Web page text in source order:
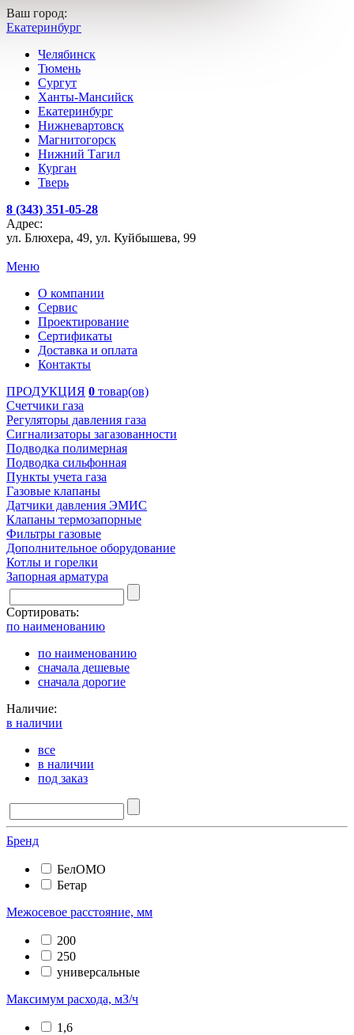
Ваш город:
Екатеринбург
Челябинск
Тюмень
Сургут
Ханты-Мансийск
Екатеринбург
Нижневартовск
Магнитогорск
Нижний Тагил
Курган
Тверь
8 (343) 351-05-28
Адрес:
ул. Блюхера, 49, ул. Куйбышева, 99
Меню
О компании
Сервис
Проектирование
Сертификаты
Доставка и оплата
Контакты
ПРОДУКЦИЯ 0 товар(ов)
Счетчики газа
Регуляторы давления газа
Сигнализаторы загазованности
Подводка полимерная
Подводка сильфонная
Пункты учета газа
Газовые клапаны
Датчики давления ЭМИС
Клапаны термозапорные
Фильтры газовые
Дополнительное оборудование
Котлы и горелки
Запорная арматура
Сортировать:
по наименованию
по наименованию
сначала дешевые
сначала дорогие
Наличие:
в наличии
все
в наличии
под заказ
Бренд
БелОМО
Бетар
Межосевое расстояние, мм
200
250
универсальные
Максимум расхода, мЗ/ч
1,6